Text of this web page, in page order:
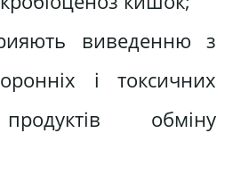
виведенню з
і токсичних
обміну